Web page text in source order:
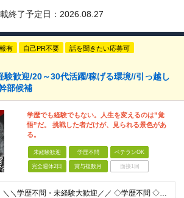
終了予定日： 2026.08.27
有 自己PR不要 話を聞きたい応募可
験歓迎/20～30代活躍/稼げる環境//引っ越し
部候補
学歴でも経験でもない。人生を変えるのは”覚
悟”だ。 挑戦した者だけが、見られる景色があ
る。
未経験歓迎 学歴不問 ベテランOK
完全週休2日 賞与複数月 面接1回
＼＼学歴不問・未経験大歓迎／／ ◇学歴不問 ◇社会⼈・職種・業種未経験大歓迎 ☆ー・ー・ー・ー・ー・ー・ー・ー・ー・ー・ー☆ 「今の人生を変えたい。」「本気で稼ぎたい。」 面接ではその想いを